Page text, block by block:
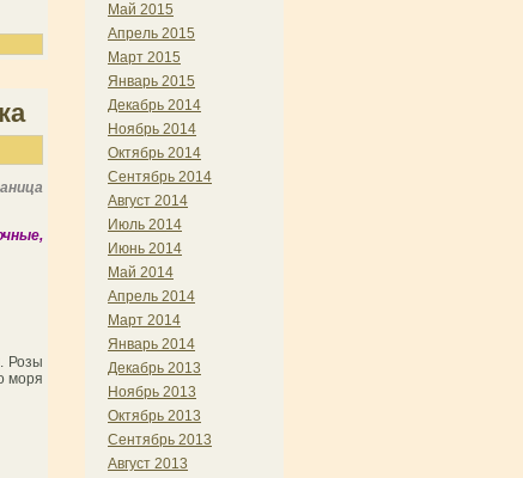
Розы
моря
Май 2015
Апрель 2015
Март 2015
Январь 2015
Декабрь 2014
Ноябрь 2014
Октябрь 2014
Сентябрь 2014
Август 2014
Июль 2014
Июнь 2014
Май 2014
Апрель 2014
Март 2014
Январь 2014
Декабрь 2013
Ноябрь 2013
Октябрь 2013
Сентябрь 2013
Август 2013